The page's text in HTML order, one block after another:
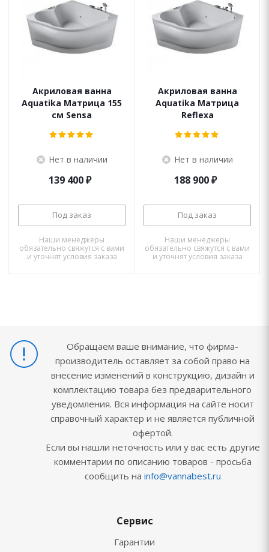
Акриловая ванна
Aquatika Матрица 155
см Sensa
Нет в наличии
139 400₽
Под заказ
Наши менеджеры
обязательно свяжутся с вами
и уточнят условия заказа
Акриловая ванна
Aquatika Матрица
Reflexa
Нет в наличии
188 900₽
Под заказ
Наши менеджеры
обязательно свяжутся с вами
и уточнят условия заказа
Обращаем ваше внимание, что фирма-
производитель оставляет за собой право на
внесение изменений в конструкцию, дизайн и
комплектацию товара без предварительного
уведомления. Вся информация на сайте носит
справочный характер и не является публичной
офертой.
Если вы нашли неточность или у вас есть другие
комментарии по описанию товаров - просьба
сообщить на info@vannabest.ru
Сервис
Гарантии